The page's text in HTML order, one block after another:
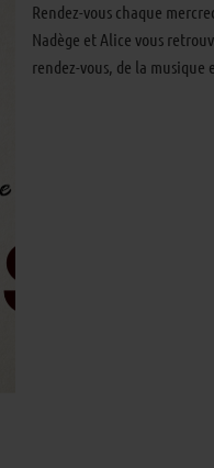
Rendez-vous chaque
Nadège et Alice vous
rendez-vous, de la